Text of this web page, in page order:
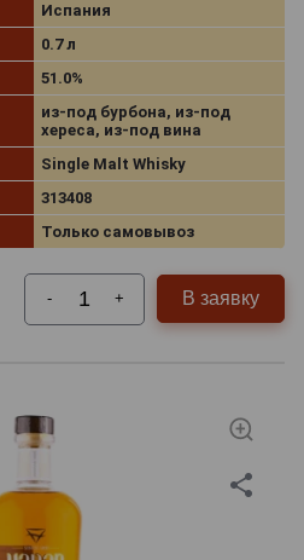
Испания
0.7 л
51.0%
из-под бурбона, из-под
хереса, из-под вина
Single Malt Whisky
313408
Только самовывоз
- + В заявку